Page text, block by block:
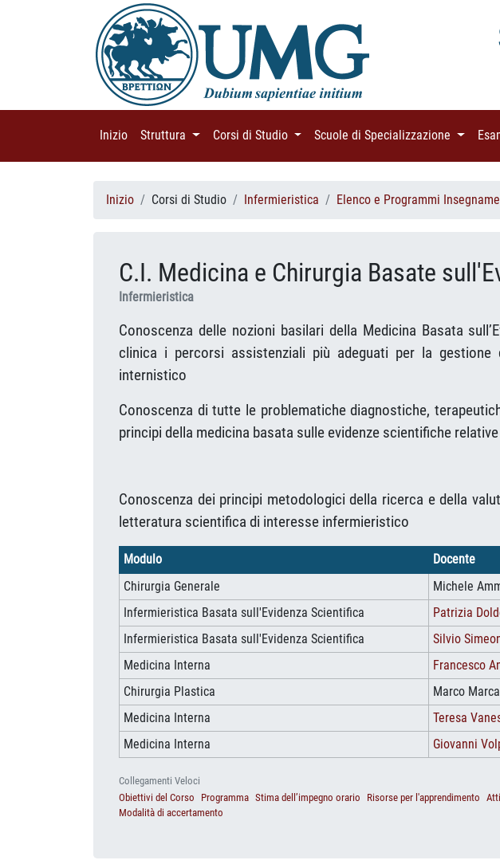
Inizio (current)
Struttura (current)Corsi di Studio (current)Scuole di Specializzazione (current)
Inizio Corsi di Studio Infermieristica Elenco e Programmi
C.I. Medicina e Chirurgia Basate
Infermieristica
Conoscenza delle nozioni basilari della Medicina Basata
clinica i percorsi assistenziali più adeguati per la
internistico
Conoscenza di tutte le problematiche diagnostiche,
principi della medicina basata sulle evidenze scientifiche
Conoscenza dei principi metodologici della ricerca e della
letteratura scientifica di interesse infermieristico
Modulo Docente
Chirurgia Generale
Michele
Infermieristica Basata sull'Evidenza Scientifica
Patrizia
Infermieristica Basata sull'Evidenza Scientifica
Silvio
Medicina Interna
Francesco
Chirurgia Plastica
Marco
Medicina Interna
Teresa
Medicina Interna
Giovanni
Collegamenti Veloci
Obiettivi del Corso
Programma Stima dell’impegno orario Risorse per l'apprendimento
Modalità di accertamento